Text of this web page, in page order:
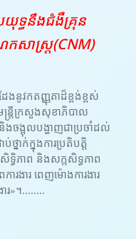
យុទ្ធនឹងជំងឺគ្រុន
សាស្រ្ត(CNM)
ងនូវកតញ្ញុតាដ៏ខ្ពង់ខ្ពស់
មន្ត្រីក្រសួងសុខាភិបាល
ងចង្អុលបង្ហាញជាប្រចាំដល់
នាក់ក្នុងការប្រតិបត្តិ
ធិភាព និងសក្កសិទ្ធភាព
រងារ ពេញម៉ោងការងារ
រ»។........